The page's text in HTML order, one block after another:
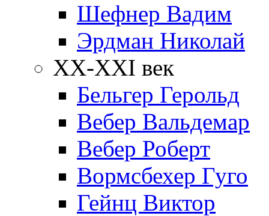
Шефнер Вадим
Эрдман Николай
ХХ-XXI век
Бельгер Герольд
Вебер Вальдемар
Вебер Роберт
Вормсбехер Гуго
Гейнц Виктор